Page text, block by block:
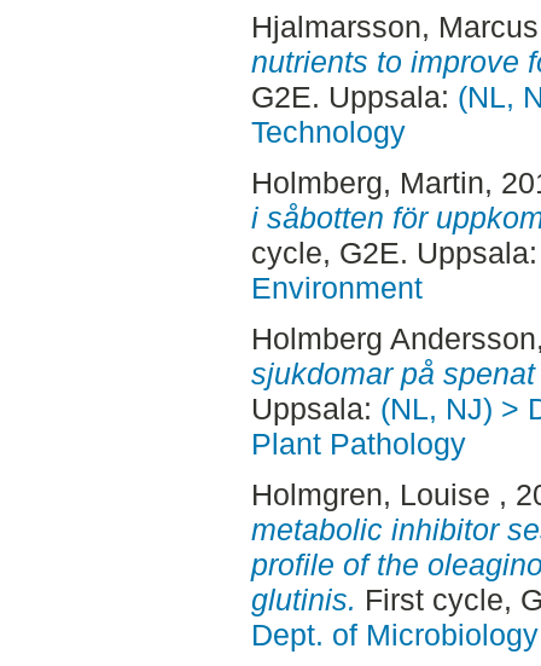
Hjalmarsson, Marcus
nutrients to improve
G2E. Uppsala: (NL,
Technology
Holmberg, Martin,
i såbotten för
cycle, G2E.
Environment
Holmberg
sjukdomar på
Uppsala: (NL, NJ) >
Plant Pathology
Holmgren, Louise ,
metabolic inhibitor
profile of the
glutinis. First cycle,
Dept. of Microbiology